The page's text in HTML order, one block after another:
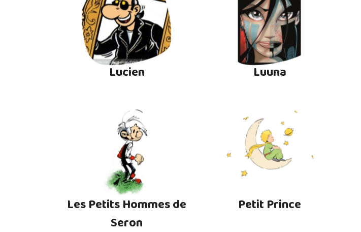
Lucien Luuna
Les Petits Hommes de
Seron
Petit Prince